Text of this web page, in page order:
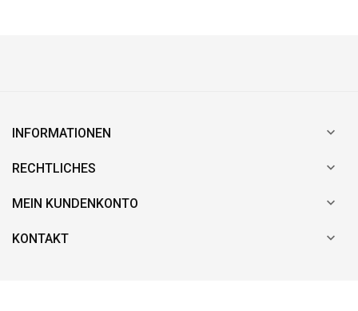
INFORMATIONEN 
RECHTLICHES 
MEIN KUNDENKONTO 
KONTAKT 